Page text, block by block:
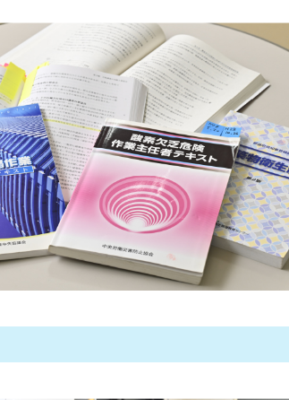
プライバシーポリシー